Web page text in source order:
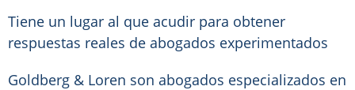
Tiene un lugar al que acudir para obtener
respuestas reales de abogados experimentados
Goldberg & Loren son abogados especializados en